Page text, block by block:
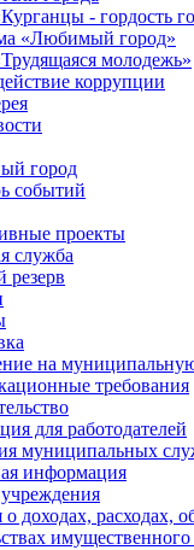
- гордость
«Любимый город»
молодежь»
коррупции
город
событий
проекты
служба
резерв
на
требования
для работодателей
муниципальных
информация
доходах, расходах,
имущественного